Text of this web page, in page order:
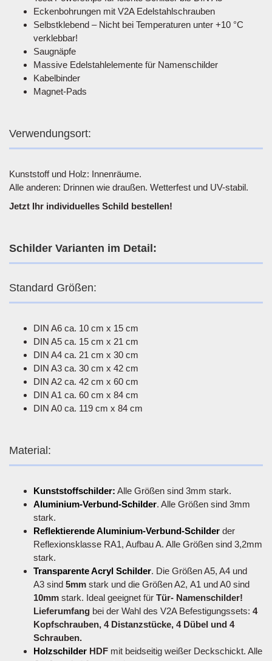
Eckenbohrungen mit V2A Edelstahlschrauben
Selbstklebend – Nicht bei Temperaturen unter +10 °C
verklebbar!
Saugnäpfe
Massive Edelstahlelemente für Namenschilder
Kabelbinder
Magnet-Pads
Verwendungsort:
Kunststoff und Holz: Innenräume.
Alle anderen: Drinnen wie draußen. Wetterfest und UV-stabil.
Jetzt Ihr individuelles Schild bestellen!
Schilder Varianten im Detail:
Standard Größen:
DIN A6 ca. 10 cm x 15 cm
DIN A5 ca. 15 cm x 21 cm
DIN A4 ca. 21 cm x 30 cm
DIN A3 ca. 30 cm x 42 cm
DIN A2 ca. 42 cm x 60 cm
DIN A1 ca. 60 cm x 84 cm
DIN A0 ca. 119 cm x 84 cm
Material:
Kunststoffschilder: Alle Größen sind 3mm stark.
Aluminium-Verbund-Schilder. Alle Größen sind 3mm
stark.
Reflektierende Aluminium-Verbund-Schilder der
Reflexionsklasse RA1, Aufbau A. Alle Größen sind 3,2mm
stark.
Transparente Acryl Schilder. Die Größen A5, A4 und
A3 sind 5mm stark und die Größen A2, A1 und A0 sind
10mm stark. Ideal geeignet für Tür- Namenschilder!
Lieferumfang bei der Wahl des V2A Befestigungssets: 4
Kopfschrauben, 4 Distanzstücke, 4 Dübel und 4
Schrauben.
Holzschilder HDF mit beidseitig weißer Deckschickt. Alle